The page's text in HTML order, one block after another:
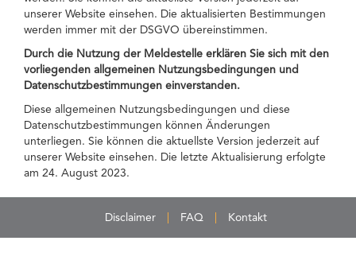
unserer Website einsehen. Die aktualisierten Bestimmungen
werden immer mit der DSGVO übereinstimmen.
Durch die Nutzung der Meldestelle erklären Sie sich mit den
vorliegenden allgemeinen Nutzungsbedingungen und
Datenschutzbestimmungen einverstanden.
Diese allgemeinen Nutzungsbedingungen und diese
Datenschutzbestimmungen können Änderungen
unterliegen. Sie können die aktuellste Version jederzeit auf
unserer Website einsehen. Die letzte Aktualisierung erfolgte
am 24. August 2023.
Disclaimer FAQ Kontakt